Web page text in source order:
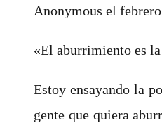
Anonymous el
«El aburrimiento es
Estoy ensayando la
gente que quiera